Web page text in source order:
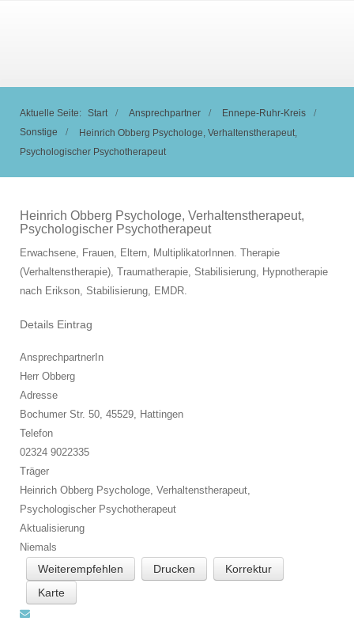
Aktuelle Seite: Start Ansprechpartner
Ennepe-Ruhr-Kreis
Sonstige
Heinrich Obberg Psychologe, Verhaltenstherapeut,
Psychologischer Psychotherapeut
Heinrich Obberg Psychologe, Verhaltenstherapeut,
Psychologischer Psychotherapeut
Erwachsene, Frauen, Eltern, MultiplikatorInnen. Therapie
(Verhaltenstherapie), Traumatherapie, Stabilisierung, Hypnotherapie
nach Erikson, Stabilisierung, EMDR.
Details Eintrag
AnsprechpartnerIn
Herr Obberg
Adresse
Bochumer Str. 50, 45529, Hattingen
Telefon
02324 9022335
Träger
Heinrich Obberg Psychologe, Verhaltenstherapeut,
Psychologischer Psychotherapeut
Aktualisierung
Niemals
Weiterempfehlen Drucken
Korrektur
Karte